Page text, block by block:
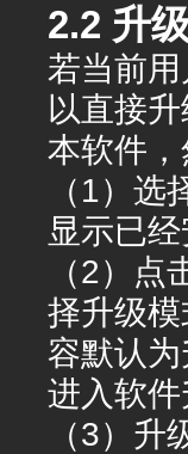
2.2 升
若当前
以直接
本软件
（1）
显示已
（2）
择升级
容默认
进入软件
（3）